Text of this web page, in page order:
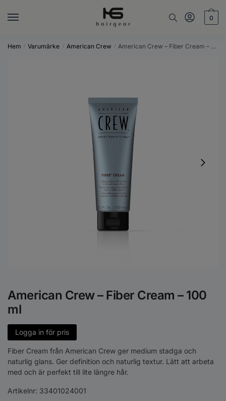
0
Hem / Varumärke / American Crew / American Crew – Fiber Cream – 100 ml
American Crew – Fiber Cream – 100
ml
Logga in för pris
Fiber Cream från American Crew ger medium stadga och
naturlig glans. Ger definition och naturlig textur. Lätt att arbeta
med och är perfekt till lite längre hår.
Artikelnr: 33401024001